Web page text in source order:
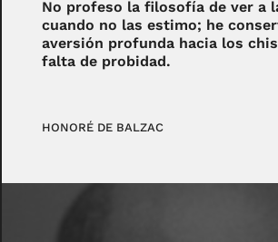
No profeso la filosofía de ver a
cuando no las estimo; he
aversión profunda hacia los
falta de probidad.
HONORÉ DE BALZAC